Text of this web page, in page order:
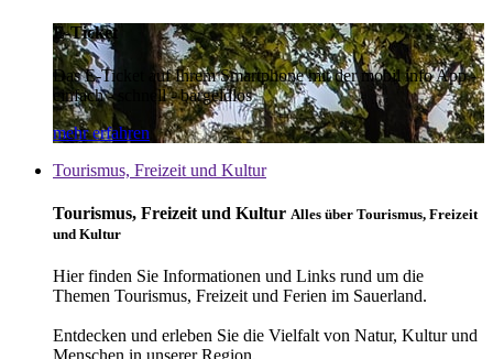
E-Ticket
Das E-Ticket auf Ihrem Smartphone mit der mobil info App -
einfach - schnell - bargeldlos
mehr erfahren
Tourismus, Freizeit und Kultur
Tourismus, Freizeit und Kultur Alles über Tourismus, Freizeit
und Kultur
Hier finden Sie Informationen und Links rund um die
Themen Tourismus, Freizeit und Ferien im Sauerland.
Entdecken und erleben Sie die Vielfalt von Natur, Kultur und